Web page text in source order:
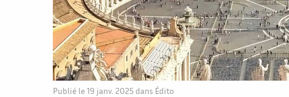
Publié le19 janv. 2025 dans Édito